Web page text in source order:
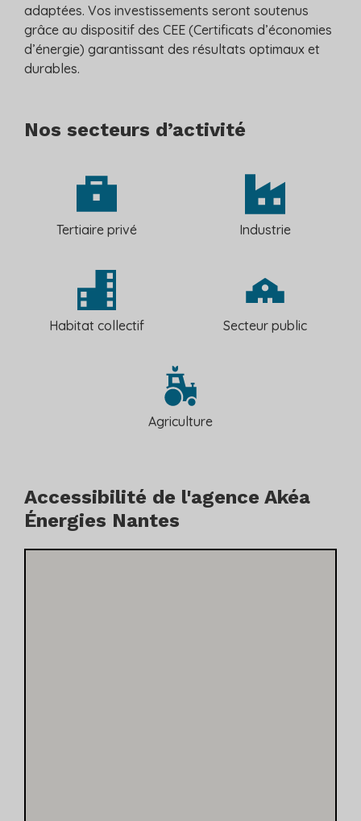
adaptées. Vos investissements seront soutenus
grâce au dispositif des CEE (Certificats d’économies
d’énergie) garantissant des résultats optimaux et
durables.
Nos secteurs d’activité
Tertiaire privé Industrie
Habitat collectif Secteur public
Agriculture
Accessibilité de l'agence Akéa
Énergies Nantes